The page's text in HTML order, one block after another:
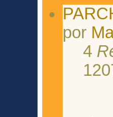
por
4